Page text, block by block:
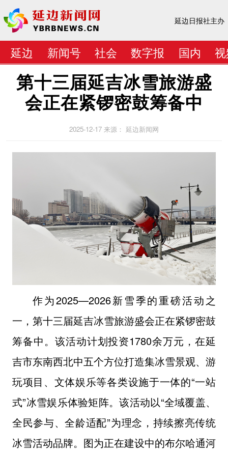
延边日报社主办
延边 新闻号 社会 数字报 国内
第十三届延吉冰雪旅游盛
会正在紧锣密鼓筹备中
2025-12-17 来源： 延边新闻网
作为2025—2026新雪季的重磅活动之
一，第十三届延吉冰雪旅游盛会正在紧锣密鼓
筹备中。该活动计划投资1780余万元，在延
吉市东南西北中五个方位打造集冰雪景观、游
玩项目、文体娱乐等各类设施于一体的“一站
式”冰雪娱乐体验矩阵。该活动以“全域覆盖、
全民参与、全龄适配”为理念，持续擦亮传统
冰雪活动品牌。图为正在建设中的布尔哈通河